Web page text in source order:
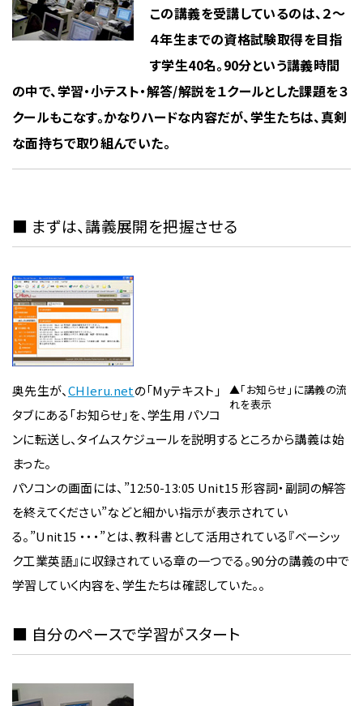
この講義を受講しているのは、２〜
４年生までの資格試験取得を目指
す学生40名。90分という講義時間
の中で、学習・小テスト・解答/解説を１クールとした課題を３
クールもこなす。かなりハードな内容だが、学生たちは、真剣
な面持ちで取り組んでいた。
■ まずは、講義展開を把握させる
▲「お知らせ」に講義の流
れを表示
奥先生が、CHIeru.netの「Myテキスト」
タブにある「お知らせ」を、学生用 パソコ
ンに転送し、タイムスケジュールを説明するところから講義は始
まった。
パソコンの画面には、”12:50-13:05 Unit15 形容詞・副詞の解答
を終えてください”などと細かい指示が表示されてい
る。”Unit15 ・・・”とは、教科書として活用されている『ベーシッ
ク工業英語』に収録されている章の一つでる。90分の講義の中で
学習していく内容を、学生たちは確認していた。。
■ 自分のペースで学習がスタート